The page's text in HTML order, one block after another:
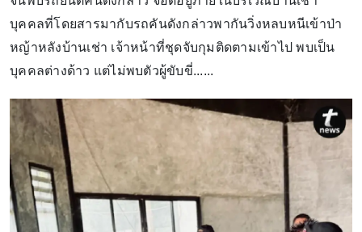
บุคคลที่โดยสารมากับรถคันดังกล่าวพากันวิ่งหลบหนีเข้าป่า
หญ้าหลังบ้านเช่า เจ้าหน้าที่ชุดจับกุมติดตามเข้าไป พบเป็น
บุคคลต่างด้าว แต่ไม่พบตัวผู้ขับขี่......